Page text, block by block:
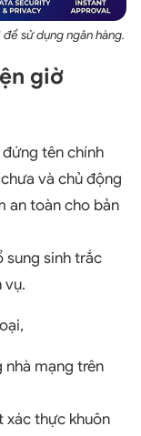
sử dụng ngân hàng.
giờ
tên chính
và chủ động
an toàn cho bản
sung sinh trắc
vụ.
nhà mạng trên
xác thực khuôn